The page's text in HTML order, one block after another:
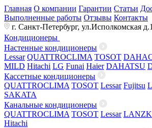
Главная О компании Гарантии Статьи
Выполненные работы Отзывы Контакты
г. Санкт-Петербург, ул.Исполкомская д.1
Кондиционеры
Настенные кондиционеры
Lessar QUATTROCLIMA TOSOT
MILD Hitachi LG Funai Haier DAHATSU
Кассетные кондиционеры
QUATTROCLIMA TOSOT Lessar Fujitsu
SAKATA
Канальные кондиционеры
QUATTROCLIMA TOSOT Lessar
Hitachi